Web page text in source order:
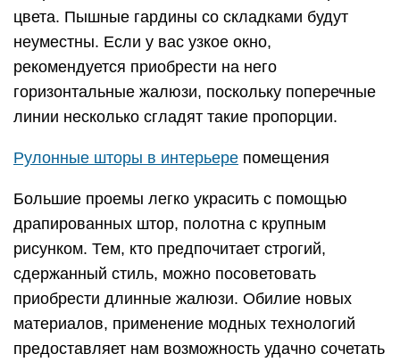
до стены, или вовсе стены из стекла – это не
только возможность впустить максимально
возможное количество естественного освещения
в помещение, но и способ кардинального
изменения внешнего вида комнаты, ее характера